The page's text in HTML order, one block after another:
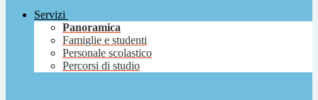
Servizi
Panoramica
Famiglie e studenti
Personale scolastico
Percorsi di studio